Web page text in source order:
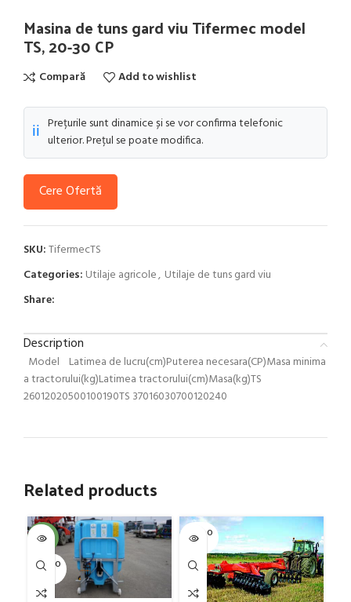
Masina de tuns gard viu Tifermec model
TS, 20-30 CP
Compară Add to wishlist
ℹ️ Prețurile sunt dinamice și se vor confirma telefonic
ulterior. Prețul se poate modifica.
Cere Ofertă
SKU:TifermecTS
Categories: Utilaje agricole, Utilaje de tuns gard viu
Share:
Description
Model Latimea de lucru(cm)Puterea necesara(CP)Masa minima
a tractorului(kg)Latimea tractorului(cm)Masa(kg)TS
26012020500100190TS 37016030700120240
Related products
-4%
SOLD O
UT
SOLD O
UT